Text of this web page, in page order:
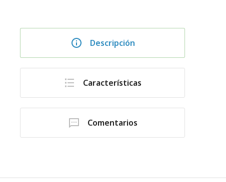
Descripción
Características
Comentarios